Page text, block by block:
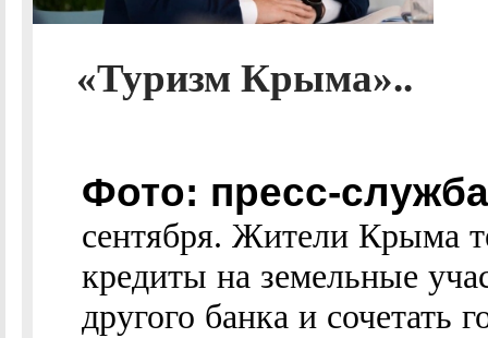
«Туризм Крыма»..
Фото: пресс-
сентября. Жители Крыма
кредиты на земельные
другого банка и